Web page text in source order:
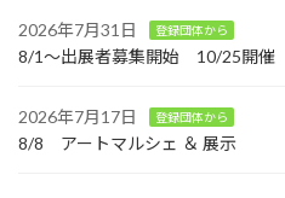
2026年7月31日 登録団体から
8/1～出展者募集開始 10/25開催
2026年7月17日 登録団体から
8/8 アートマルシェ ＆ 展示